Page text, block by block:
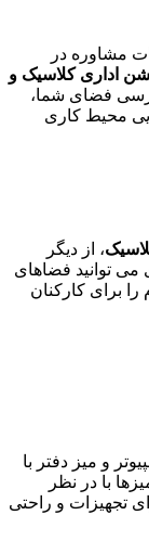
مشاوره در
اداری کلاسیک و
فضای شما،
محیط کاری
، از دیگر
می توانید فضاهای
برای کارکنان
و میز دفتر با
با در نظر
تجهیزات و راحتی